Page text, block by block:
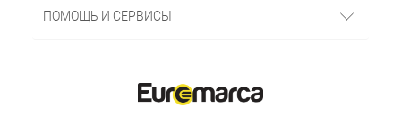
ПОМОЩЬ И СЕРВИСЫ